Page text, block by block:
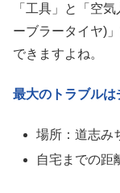
「工具」と「空
ーブラータイヤ)
できますよね。
最大のトラブルは
場所：道志み
自宅までの距